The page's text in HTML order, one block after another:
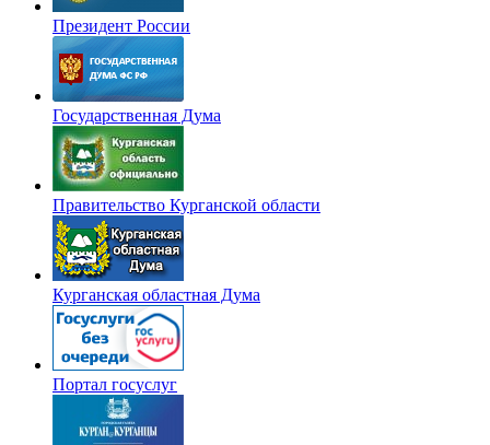
Президент России
Государственная Дума
Правительство Курганской области
Курганская областная Дума
Портал госуслуг